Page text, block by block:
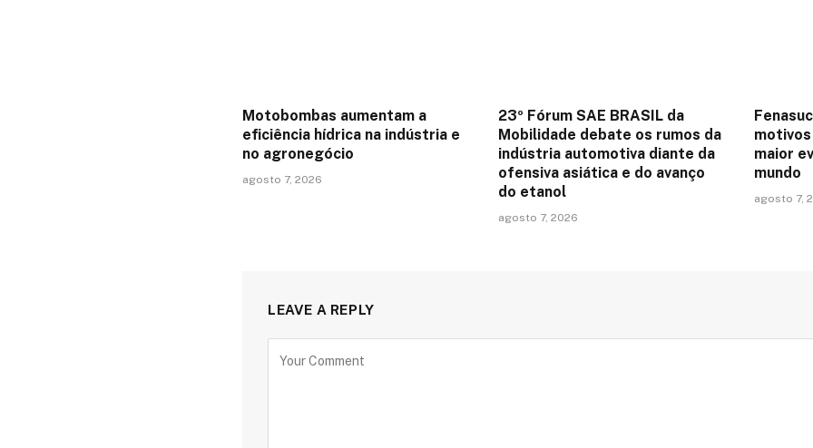
Motobombas aumentam a
eficiência hídrica na indústria e
no agronegócio
agosto 7, 2026
23º Fórum SAE BRASIL da
Mobilidade debate os rumos da
indústria automotiva diante da
ofensiva asiática e do avanço
do etanol
agosto 7, 2026
maior
mundo
agosto 7,
LEAVE A REPLY